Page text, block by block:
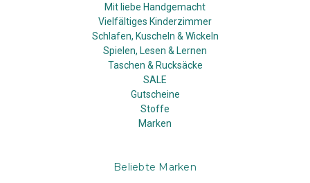
Mit liebe Handgemacht
Vielfältiges Kinderzimmer
Schlafen, Kuscheln & Wickeln
Spielen, Lesen & Lernen
Taschen & Rucksäcke
SALE
Gutscheine
Stoffe
Marken
Beliebte Marken